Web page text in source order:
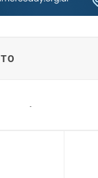
para Artistas 2027